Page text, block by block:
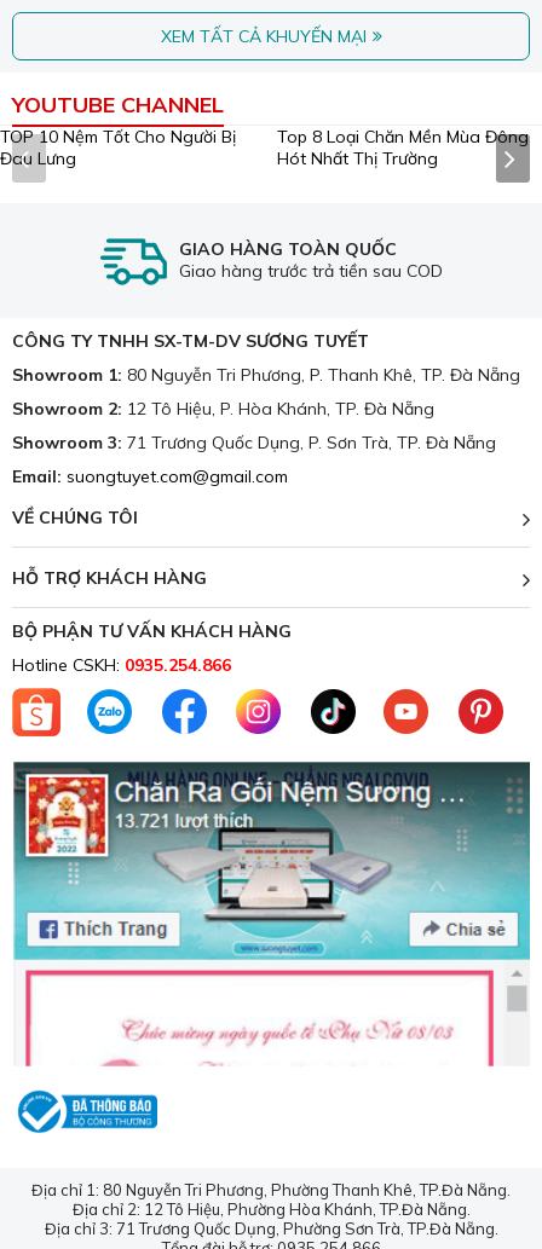
XEM TẤT CẢ KHUYẾN MẠI
YOUTUBE CHANNEL
Đau Lưng
Top 8 Loại Chăn Mền Mùa Đông
Hót Nhất Thị Trường
GIAO HÀNG TOÀN QUỐC
Giao hàng trước trả tiền sau COD
CÔNG TY TNHH SX-TM-DV SƯƠNG TUYẾT
Showroom 2: 12 Tô Hiệu, P. Hòa Khánh, TP. Đà Nẵng
Showroom 3: 71 Trương Quốc Dụng, P. Sơn Trà, TP. Đà Nẵng
Email: suongtuyet.com@gmail.com
VỀ CHÚNG TÔI
HỖ TRỢ KHÁCH HÀNG
BỘ PHẬN TƯ VẤN KHÁCH HÀNG
Hotline CSKH:0935.254.866